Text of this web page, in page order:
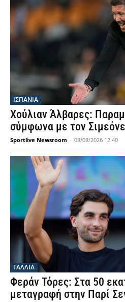
ΙΣΠΑΝΙΑ
Χούλιαν Άλβαρες:
σύμφωνα με τον Σιμεόνε
Sportlive Newsroom - 08/08/2026 12:40
ΓΑΛΛΙΑ
Φεράν Τόρες: Στα 50
μεταγραφή στην Παρί